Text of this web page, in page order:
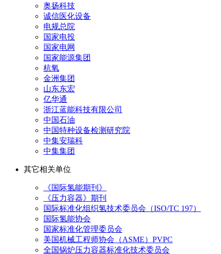
奥扬科技
诚信医化设备
电规总院
国家电投
国家电网
国家能源集团
杭氧
金洲集团
山东东宏
亿华通
浙江蓝能科技有限公司
中国石油
中国特种设备检测研究院
中集安瑞科
中集集团
其它相关单位
《国际氢能期刊》
《压力容器》期刊
国际标准化组织氢技术委员会（ISO/TC 197）
国际氢能协会
国家标准化管理委员会
美国机械工程师协会（ASME）PVPC
全国锅炉压力容器标准化技术委员会